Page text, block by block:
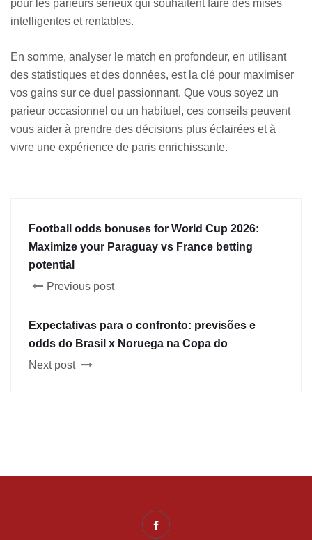
pour les parieurs sérieux qui souhaitent faire des mises
intelligentes et rentables.
En somme, analyser le match en profondeur, en utilisant
des statistiques et des données, est la clé pour maximiser
vos gains sur ce duel passionnant. Que vous soyez un
parieur occasionnel ou un habituel, ces conseils peuvent
vous aider à prendre des décisions plus éclairées et à
vivre une expérience de paris enrichissante.
Football odds bonuses for World Cup 2026:
Maximize your Paraguay vs France betting
potential
Previous post
Expectativas para o confronto: previsões e
odds do Brasil x Noruega na Copa do
Next post